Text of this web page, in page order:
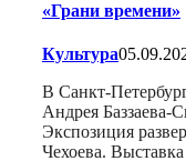
«Грани времени»
Культура
В Санкт-
Андрея Баззаева-
Экспозиция
Чехоева.